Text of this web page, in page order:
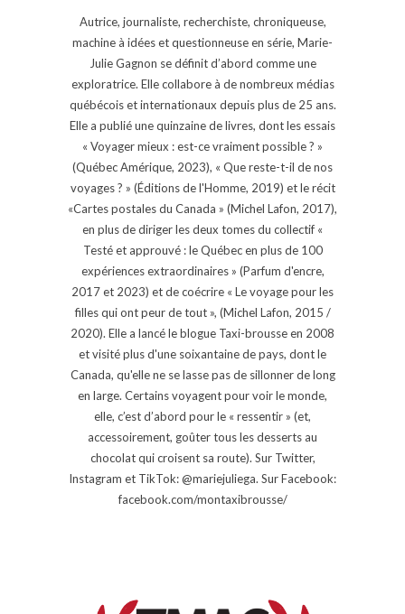
Autrice, journaliste, recherchiste, chroniqueuse,
machine à idées et questionneuse en série, Marie-
Julie Gagnon se définit d’abord comme une
exploratrice. Elle collabore à de nombreux médias
québécois et internationaux depuis plus de 25 ans.
Elle a publié une quinzaine de livres, dont les essais
« Voyager mieux : est-ce vraiment possible ? »
(Québec Amérique, 2023), « Que reste-t-il de nos
voyages ? » (Éditions de l'Homme, 2019) et le récit
«Cartes postales du Canada » (Michel Lafon, 2017),
en plus de diriger les deux tomes du collectif «
Testé et approuvé : le Québec en plus de 100
expériences extraordinaires » (Parfum d'encre,
2017 et 2023) et de coécrire « Le voyage pour les
filles qui ont peur de tout », (Michel Lafon, 2015 /
2020). Elle a lancé le blogue Taxi-brousse en 2008
et visité plus d'une soixantaine de pays, dont le
Canada, qu'elle ne se lasse pas de sillonner de long
en large. Certains voyagent pour voir le monde,
elle, c’est d’abord pour le « ressentir » (et,
accessoirement, goûter tous les desserts au
chocolat qui croisent sa route). Sur Twitter,
Instagram et TikTok: @mariejuliega. Sur Facebook:
facebook.com/montaxibrousse/